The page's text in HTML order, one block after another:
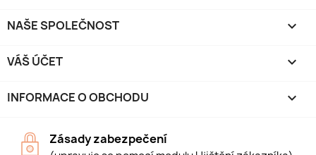
NAŠE SPOLEČNOST 
VÁŠ ÚČET 
INFORMACE O OBCHODU keyboard_arrow_down
Zásady zabezpečení